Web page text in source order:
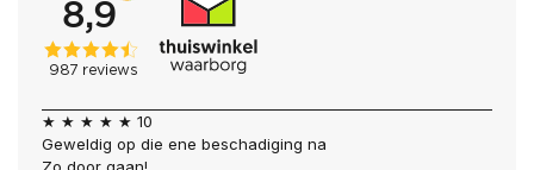
★ ★ ★ ★ ★ 10
Geweldig op die ene beschadiging na